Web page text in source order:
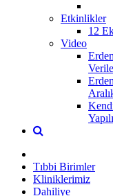
Etkinlikler
12
Video
Tıbbi Birimler
Kliniklerimiz
Dahiliye